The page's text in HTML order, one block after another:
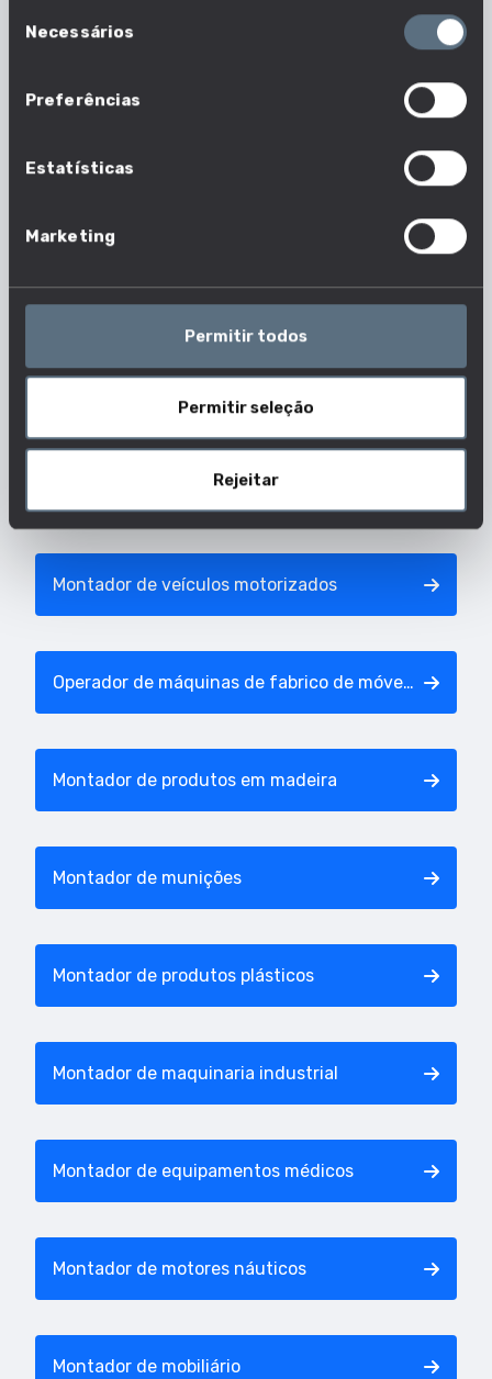
deNecessários
Preferências
Estatísticas
Marketing
Permitir todos
Permitir seleção
Rejeitar
Montador de pirotecnia
Montador de produtos metálicos
Montador de mecatrónica
Montador de veículos motorizados
Operador de máquinas de fabrico de móveis metálicos
Montador de produtos em madeira
Montador de munições
Montador de produtos plásticos
Montador de maquinaria industrial
Montador de equipamentos médicos
Montador de motores náuticos
Montador de mobiliário